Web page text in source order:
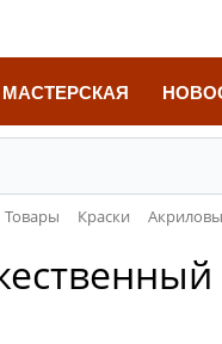
Товары Краски